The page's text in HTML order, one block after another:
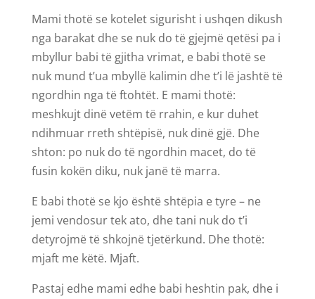
Mami thotë se kotelet sigurisht i ushqen dikush
nga barakat dhe se nuk do të gjejmë qetësi pa i
mbyllur babi të gjitha vrimat, e babi thotë se
nuk mund t’ua mbyllë kalimin dhe t’i lë jashtë të
ngordhin nga të ftohtët. E mami thotë:
meshkujt dinë vetëm të rrahin, e kur duhet
ndihmuar rreth shtëpisë, nuk dinë gjë. Dhe
shton: po nuk do të ngordhin macet, do të
fusin kokën diku, nuk janë të marra.
E babi thotë se kjo është shtëpia e tyre – ne
jemi vendosur tek ato, dhe tani nuk do t’i
detyrojmë të shkojnë tjetërkund. Dhe thotë:
mjaft me këtë. Mjaft.
Pastaj edhe mami edhe babi heshtin pak, dhe i